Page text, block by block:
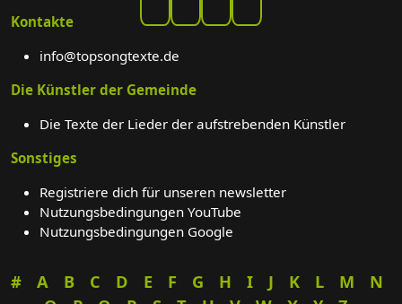
Kontakte
info@topsongtexte.de
Die Künstler der Gemeinde
Die Texte der Lieder der aufstrebenden Künstler
Sonstiges
Registriere dich für unseren newsletter
Nutzungsbedingungen YouTube
Nutzungsbedingungen Google
# A B C D E F G H I J K L M
N